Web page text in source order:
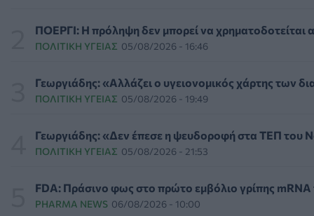
ΕΠΙΚΑΙΡΌΤΗΤΑ 07/08/2026 - 16:41
ΔΙΑΤΡΟΦΉ 07/08/2026 - 16:16
ΥΓΕΊΑ 07/08/2026 - 15:42
ΠΟΛΙΤΙΚΉ ΥΓΕΊΑΣ 07/08/2026 - 15:24
ΠΟΕΡΓΙ: Η πρόληψη δεν μπορεί να
ΠΟΛΙΤΙΚΉ ΥΓΕΊΑΣ 05/08/2026 - 16:46
Γεωργιάδης: «Αλλάζει ο υγειονομικός χάρτης των
ΠΟΛΙΤΙΚΉ ΥΓΕΊΑΣ 05/08/2026 - 19:49
Γεωργιάδης: «Δεν έπεσε η ψευδοροφή στα ΤΕΠ του
ΠΟΛΙΤΙΚΉ ΥΓΕΊΑΣ 05/08/2026 - 21:53
FDA: Πράσινο φως στο πρώτο εμβόλιο γρίπης mRNA
PHARMA NEWS 06/08/2026 - 10:00